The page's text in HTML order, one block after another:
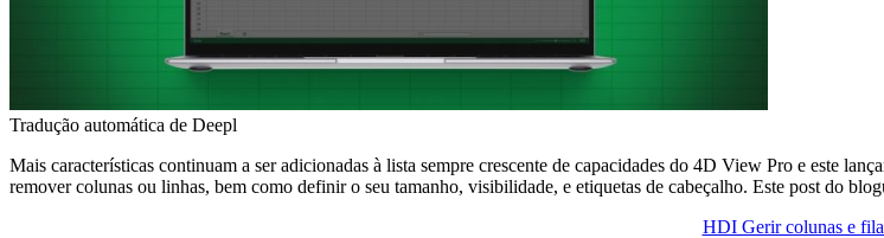
Tradução automática de Deepl
Mais características continuam a ser adicionadas à lista sempre crescente de capacidades do 4D View Pro e este
remover colunas ou linhas, bem como definir o seu tamanho, visibilidade, e etiquetas de cabeçalho. Este post do
HDI Gerir colunas e